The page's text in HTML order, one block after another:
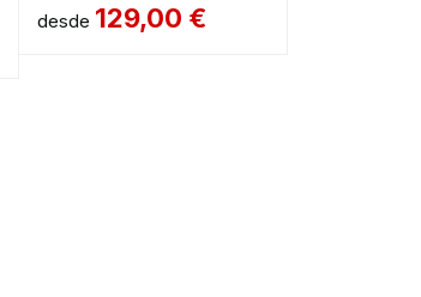
desde 129,00 €